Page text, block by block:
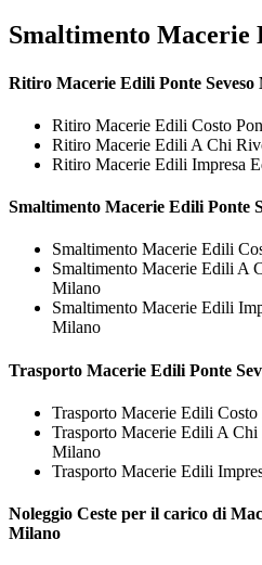
Smaltimento Macerie
Ritiro Macerie Edili Ponte Seveso
Ritiro Macerie Edili Costo
Ritiro Macerie Edili A Chi
Ritiro Macerie Edili Impresa
Smaltimento Macerie Edili Ponte
Smaltimento Macerie Edili
Smaltimento Macerie Edili A
Milano
Smaltimento Macerie Edili
Milano
Trasporto Macerie Edili Ponte
Trasporto Macerie Edili
Trasporto Macerie Edili A Chi
Milano
Trasporto Macerie Edili
Noleggio Ceste per il carico di
Milano